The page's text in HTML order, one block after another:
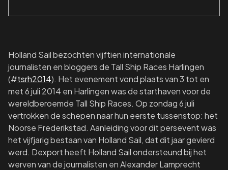
Holland Sail bezochten vijftien internationale
journalisten en bloggers de Tall Ship Races Harlingen
(#tsrh2014). Het evenement vond plaats van 3 tot en
met 6 juli 2014 en Harlingen was de starthaven voor de
wereldberoemde Tall Ship Races. Op zondag 6 juli
vertrokken de schepen naar hun eerste tussenstop: het
Noorse Frederikstad. Aanleiding voor dit persevent was
het vijfjarig bestaan van Holland Sail, dat dit jaar gevierd
werd. Dexport heeft Holland Sail ondersteund bij het
werven van de journalisten en Alexander Lamprecht